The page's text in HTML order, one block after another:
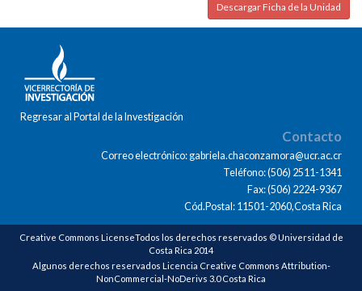
Descargar Ficha de la Unidad
Regresar al Portal de la Investigación
Contacto
Correo electrónico: gabriela.chaconzamora@ucr.ac.cr
Teléfono: (506) 2511-1341
Fax: (506) 2224-9367
Cód.Postal: 11501-2060,Costa Rica
Creative Commons LicenseTodos los derechos reservados © Universidad de
Costa Rica 2014
Algunos derechos reservados Licencia Creative Commons Attribution-
NonCommercial-NoDerivs 3.0 Costa Rica